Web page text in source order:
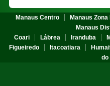
Manaus Centro Manaus
Manaus
Coari
Lábrea Iranduba
Figueiredo
Itacoatiara
do